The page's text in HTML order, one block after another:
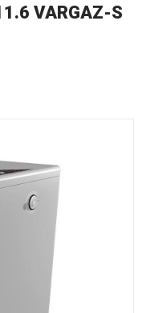
VARGAZ-S